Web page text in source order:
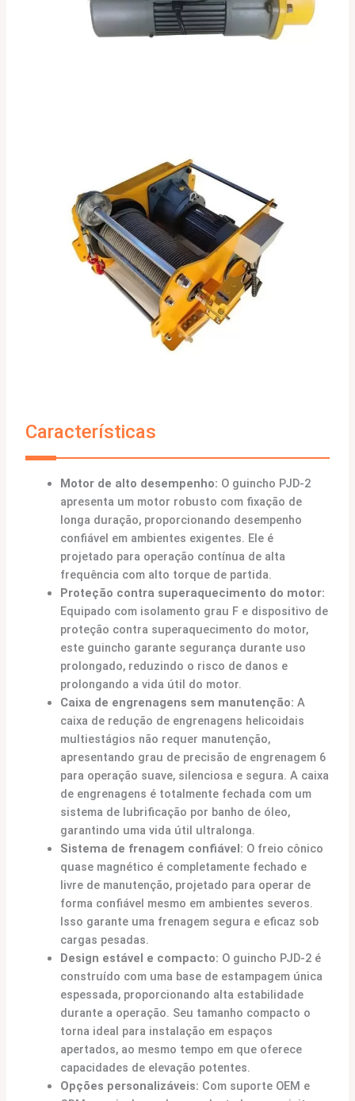
Características
Motor de alto desempenho: O guincho PJD-2
apresenta um motor robusto com fixação de
longa duração, proporcionando desempenho
confiável em ambientes exigentes. Ele é
projetado para operação contínua de alta
frequência com alto torque de partida.
Proteção contra superaquecimento do motor:
Equipado com isolamento grau F e dispositivo de
proteção contra superaquecimento do motor,
este guincho garante segurança durante uso
prolongado, reduzindo o risco de danos e
prolongando a vida útil do motor.
Caixa de engrenagens sem manutenção: A
caixa de redução de engrenagens helicoidais
multiestágios não requer manutenção,
apresentando grau de precisão de engrenagem 6
para operação suave, silenciosa e segura. A caixa
de engrenagens é totalmente fechada com um
sistema de lubrificação por banho de óleo,
garantindo uma vida útil ultralonga.
Sistema de frenagem confiável: O freio cônico
quase magnético é completamente fechado e
livre de manutenção, projetado para operar de
forma confiável mesmo em ambientes severos.
Isso garante uma frenagem segura e eficaz sob
cargas pesadas.
Design estável e compacto: O guincho PJD-2 é
construído com uma base de estampagem única
espessada, proporcionando alta estabilidade
durante a operação. Seu tamanho compacto o
torna ideal para instalação em espaços
apertados, ao mesmo tempo em que oferece
capacidades de elevação potentes.
Opções personalizáveis: Com suporte OEM e